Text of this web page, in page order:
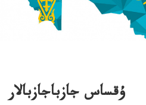
ۇقساس جازباجازبالار